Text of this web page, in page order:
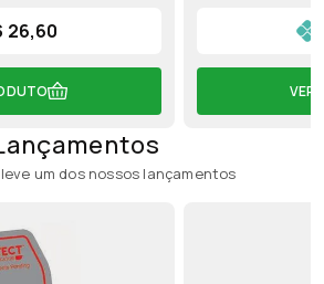
26,60
VER
um dos nossos lançamentos